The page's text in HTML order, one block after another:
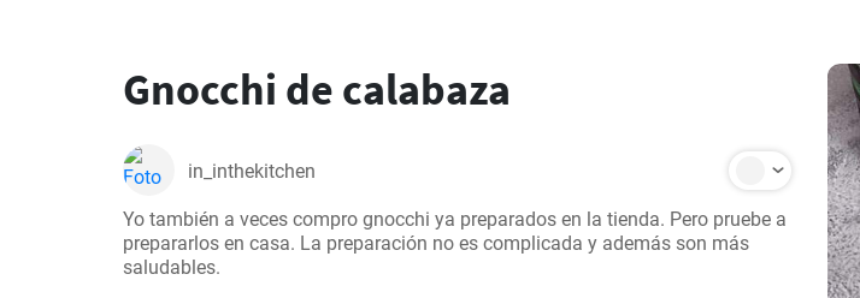
Gnocchi de calabaza
in_inthekitchen
Yo también a veces compro gnocchi ya preparados en la tienda. Pero pruebe a
prepararlos en casa. La preparación no es complicada y además son más
saludables.